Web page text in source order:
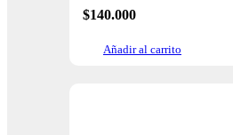
$140.000
Añadir al carrito